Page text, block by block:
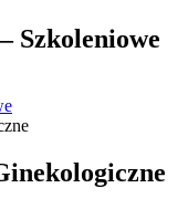
Szkoleniowe